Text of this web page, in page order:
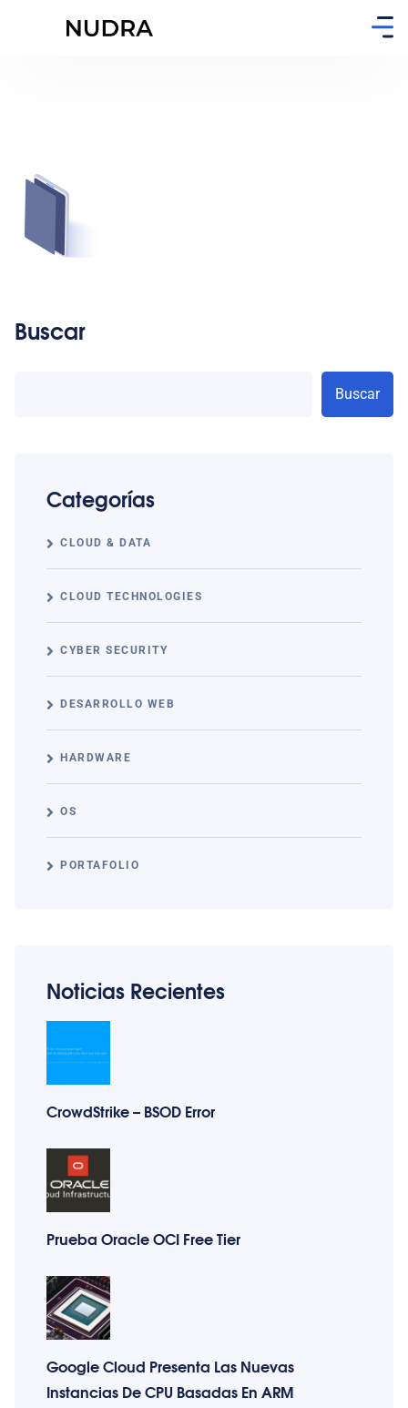
Buscar
Buscar
Categorías
CLOUD & DATA
CLOUD TECHNOLOGIES
CYBER SECURITY
DESARROLLO WEB
HARDWARE
OS
PORTAFOLIO
Noticias Recientes
CrowdStrike – BSOD Error
Prueba Oracle OCI Free Tier
Google Cloud Presenta Las Nuevas
Instancias De CPU Basadas En ARM